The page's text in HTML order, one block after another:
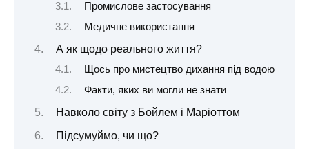
Промислове застосування
Медичне використання
А як щодо реального життя?
Щось про мистецтво дихання під водою
Факти, яких ви могли не знати
Навколо світу з Бойлем і Маріоттом
Підсумуймо, чи що?